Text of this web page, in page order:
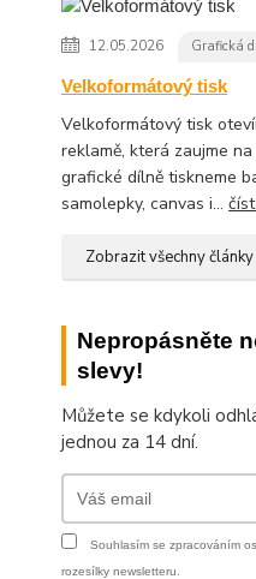
12.05.2026 Grafická
Velkoformátový tisk
Velkoformátový tisk
reklamě, která zaujme
grafické dílně tiskneme
samolepky, canvas i...
Zobrazit všechny články
Nepropásněte
slevy!
Můžete se kdykoli
jednou za 14 dní.
Souhlasím se zpracováním
rozesílky newsletteru.